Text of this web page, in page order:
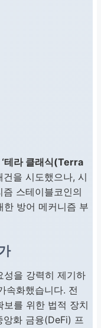
‘테라 클래식(Terra
을 시도했으나, 시
스테이블코인의
한 방어 메커니즘 부
성을 강력히 제기하
속화했습니다. 전
를 위한 법적 장치
앙화 금융(DeFi) 프